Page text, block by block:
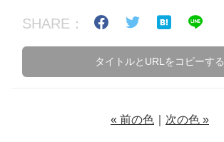
SHARE：
タイトルとURLをコピーする
« 前の色 次の色 »